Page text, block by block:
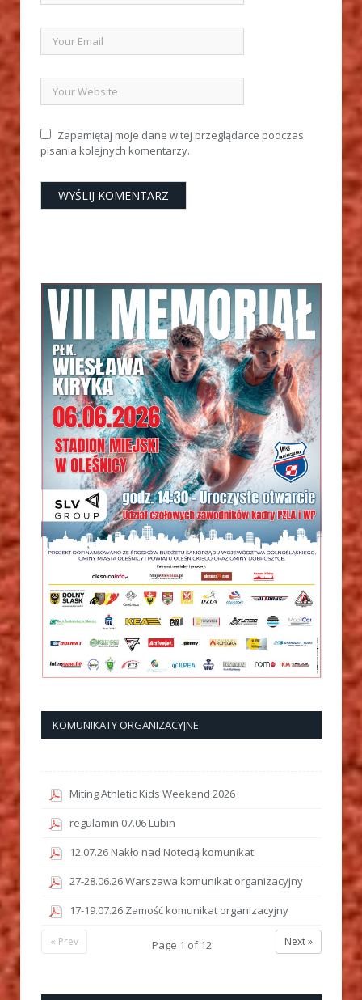
Zapamiętaj moje dane w tej przeglądarce podczas
pisania kolejnych komentarzy.
KOMUNIKATY ORGANIZACYJNE
Miting Athletic Kids Weekend 2026
regulamin 07.06 Lubin
12.07.26 Nakło nad Notecią komunikat
27-28.06.26 Warszawa komunikat organizacyjny
17-19.07.26 Zamość komunikat organizacyjny
Next »
Page 1 of12
« Prev